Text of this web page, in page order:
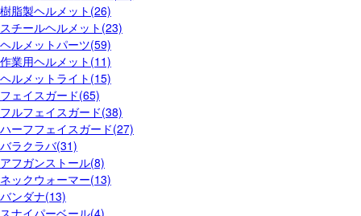
樹脂製ヘルメット(26)
スチールヘルメット(23)
ヘルメットパーツ(59)
作業用ヘルメット(11)
ヘルメットライト(15)
フェイスガード(65)
フルフェイスガード(38)
ハーフフェイスガード(27)
バラクラバ(31)
アフガンストール(8)
ネックウォーマー(13)
バンダナ(13)
スナイパーベール(4)